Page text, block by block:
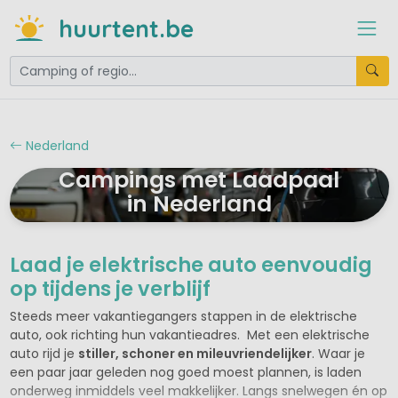
huurtent.be
Nederland
Campings met Laadpaal
in Nederland
Laad je elektrische auto eenvoudig
op tijdens je verblijf
Steeds meer vakantiegangers stappen in de elektrische
auto, ook richting hun vakantieadres. Met een elektrische
auto rijd je stiller, schoner en mileuvriendelijker. Waar je
een paar jaar geleden nog goed moest plannen, is laden
onderweg inmiddels veel makkelijker. Langs snelwegen én op